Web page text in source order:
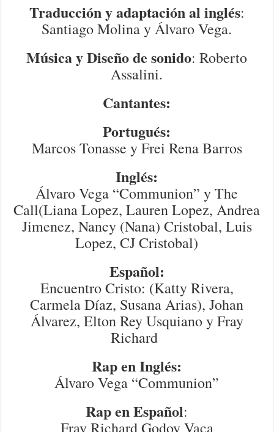
Traducción y adaptación al inglés:
Santiago Molina y Álvaro Vega.
Música y Diseño de sonido: Roberto
Assalini.
Cantantes:
Portugués:
Marcos Tonasse y Frei Rena Barros
Inglés:
Álvaro Vega “Communion” y The
Call(Liana Lopez, Lauren Lopez, Andrea
Jimenez, Nancy (Nana) Cristobal, Luis
Lopez, CJ Cristobal)
Español:
Encuentro Cristo: (Katty Rivera,
Carmela Díaz, Susana Arias), Johan
Álvarez, Elton Rey Usquiano y Fray
Richard
Rap en Inglés:
Álvaro Vega “Communion”
Rap en Español:
Fray Richard Godoy Vaca